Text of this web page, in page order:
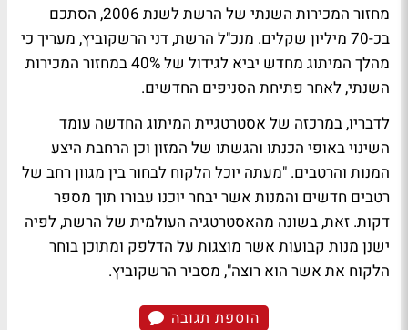
מחזור המכירות השנתי של הרשת לשנת 2006, הסתכם
בכ-70 מיליון שקלים. מנכ"ל הרשת, דני הרשקוביץ, מעריך כי
מהלך המיתוג מחדש יביא לגידול של 40% במחזור המכירות
השנתי, לאחר פתיחת הסניפים החדשים.
לדבריו, במרכזה של אסטרטגיית המיתוג החדשה עומד
השינוי באופי הכנתו והגשתו של המזון וכן הרחבת היצע
המנות והרטבים. "מעתה יוכל הלקוח לבחור בין מגוון רחב של
רטבים חדשים והמנות אשר יבחר יוכנו עבורו תוך מספר
דקות. זאת, בשונה מהאסטרטגיה העולמית של הרשת, לפיה
ישנן מנות קבועות אשר מוצגות על הדלפק ומתוכן בוחר
הלקוח את אשר הוא רוצה", מסביר הרשקוביץ.
הוספת תגובה